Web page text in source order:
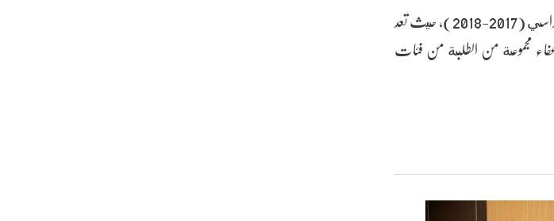
يذكر أن العتبة الحسينية المقدسة افتتحت جامعة وارث الأنبياء (عليه السلام) في العام الدراسي (2017-2018)، حيث تعد
مجموعة من الطلبة من فئات